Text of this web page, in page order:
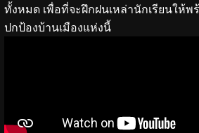
ทั้งหมด เพื่อที่จะฝึกฝนเหล่านักเรียนให้พ
ปกป้องบ้านเมืองแห่งนี้